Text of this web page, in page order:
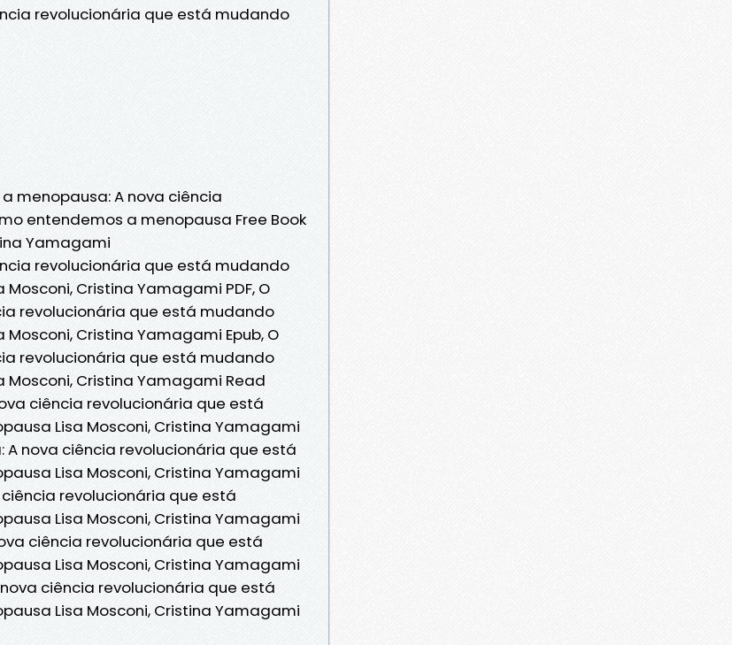
revolucionária que está mudando
menopausa: A nova ciência
entendemos a menopausa Free Book
Yamagami
revolucionária que está mudando
Cristina Yamagami PDF, O
revolucionária que está mudando
Cristina Yamagami Epub, O
revolucionária que está mudando
Cristina Yamagami Read
ciência revolucionária que está
Lisa Mosconi, Cristina Yamagami
A nova ciência revolucionária que está
Lisa Mosconi, Cristina Yamagami
ciência revolucionária que está
Lisa Mosconi, Cristina Yamagami
ciência revolucionária que está
Lisa Mosconi, Cristina Yamagami
nova ciência revolucionária que está
Lisa Mosconi, Cristina Yamagami